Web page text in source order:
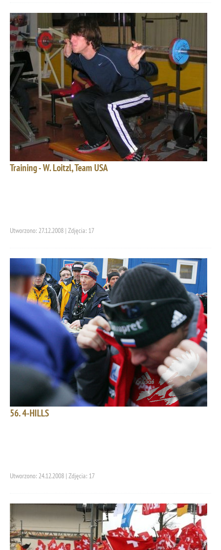
Training - W. Loitzl, Team USA
Utworzono: 27.12.2008 | Zdjęcia: 17
56. 4-HILLS
Utworzono: 24.12.2008 | Zdjęcia: 17